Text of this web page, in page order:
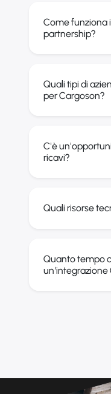
Come funziona
partnership?
Quali tipi di
per Cargoson?
C'è
ricavi?
Quali risorse
Quanto tempo
un'integrazione